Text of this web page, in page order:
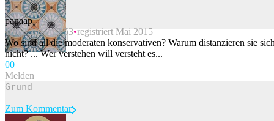
Beitrag melden
panaap
16.08.2016 10:53 registriert Mai 2015
Wo sind all die moderaten konservativen? Warum distanzieren sie
nicht? ... Wer verstehen will versteht es...
00
Melden
Zum Kommentar